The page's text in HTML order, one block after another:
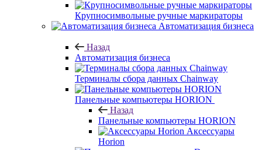
Крупносимвольные ручные маркираторы
Автоматизация бизнеса
Назад
Автоматизация бизнеса
Терминалы сбора данных Chainway
Панельные компьютеры HORION
Назад
Панельные компьютеры HORION
Аксессуары
Horion